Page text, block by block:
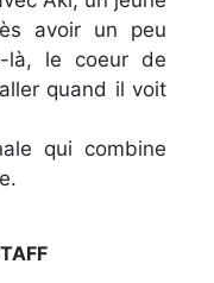
avoir un peu
là, le coeur de
quand il voit
qui combine